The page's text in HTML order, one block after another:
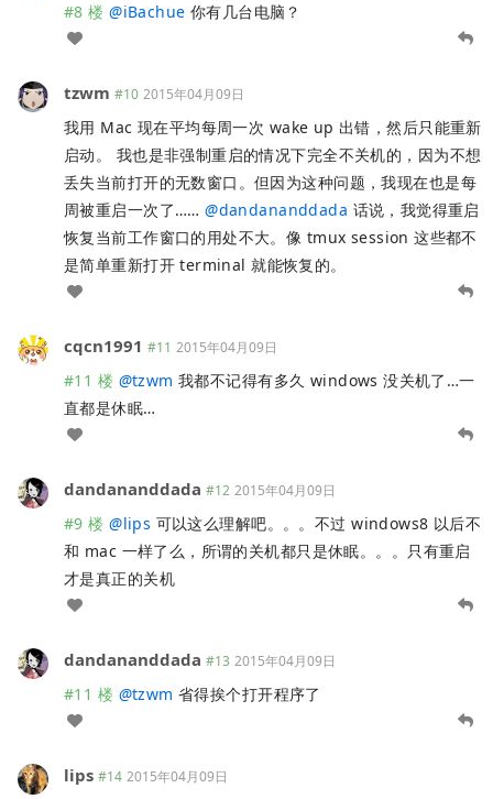
#8 楼 @iBachue 你有几台电脑？
tzwm #10 2015年04月09日
我用 Mac 现在平均每周一次 wake up 出错，然后只能重新
启动。 我也是非强制重启的情况下完全不关机的，因为不想
丢失当前打开的无数窗口。但因为这种问题，我现在也是每
周被重启一次了……@dandananddada 话说，我觉得重启
恢复当前工作窗口的用处不大。像 tmux session 这些都不
是简单重新打开 terminal 就能恢复的。
cqcn1991 #11 2015年04月09日
#11 楼 @tzwm 我都不记得有多久 windows 没关机了…一
直都是休眠…
dandananddada #12 2015年04月09日
#9 楼 @lips 可以这么理解吧。。。不过 windows8 以后不
和 mac 一样了么，所谓的关机都只是休眠。。。只有重启
才是真正的关机
dandananddada #13 2015年04月09日
#11 楼 @tzwm 省得挨个打开程序了
lips #14 2015年04月09日